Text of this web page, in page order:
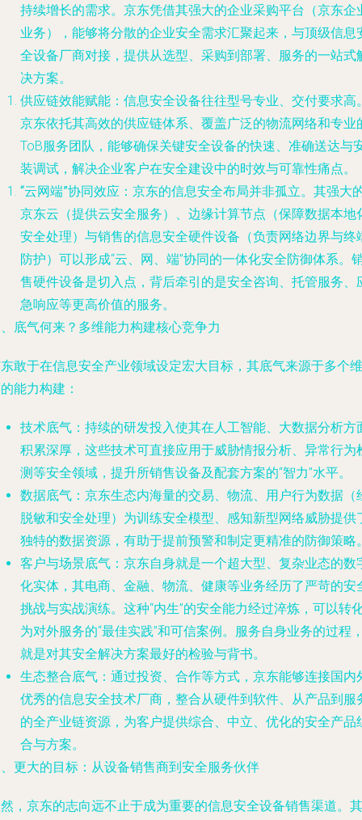
持续增长的需求。京东凭借其强大的企业采购平台（京东企
业务），能够将分散的企业安全需求汇聚起来，与顶级信息
全设备厂商对接，提供从选型、采购到部署、服务的一站式
决方案。
供应链效能赋能 ：信息安全设备往往型号专业、交付要求高
京东依托其高效的供应链体系、覆盖广泛的物流网络和专业
ToB服务团队，能够确保关键安全设备的快速、准确送达与
装调试，解决企业客户在安全建设中的时效与可靠性痛点。
“云网端”协同效应 ：京东的信息安全布局并非孤立。其强大
京东云（提供云安全服务）、边缘计算节点（保障数据本地
安全处理）与销售的信息安全硬件设备（负责网络边界与终
防护）可以形成“云、网、端”协同的一体化安全防御体系。
售硬件设备是切入点，背后牵引的是安全咨询、托管服务、
急响应等更高价值的服务。
底气何来？多维能力构建核心竞争力
敢于在信息安全产业领域设定宏大目标，其底气来源于多个维
能力构建：
技术底气 ：持续的研发投入使其在人工智能、大数据分析方
积累深厚，这些技术可直接应用于威胁情报分析、异常行为
测等安全领域，提升所销售设备及配套方案的“智力”水平。
数据底气 ：京东生态内海量的交易、物流、用户行为数据（
脱敏和安全处理）为训练安全模型、感知新型网络威胁提供
独特的数据资源，有助于提前预警和制定更精准的防御策略
客户与场景底气 ：京东自身就是一个超大型、复杂业态的数
化实体，其电商、金融、物流、健康等业务经历了严苛的安
挑战与实战演练。这种“内生”的安全能力经过淬炼，可以转
为对外服务的“最佳实践”和可信案例。服务自身业务的过程
就是对其安全解决方案最好的检验与背书。
生态整合底气 ：通过投资、合作等方式，京东能够连接国内
优秀的信息安全技术厂商，整合从硬件到软件、从产品到服
的全产业链资源，为客户提供综合、中立、优化的安全产品
合与方案。
更大的目标：从设备销售商到安全服务伙伴
，京东的志向远不止于成为重要的信息安全设备销售渠道。其